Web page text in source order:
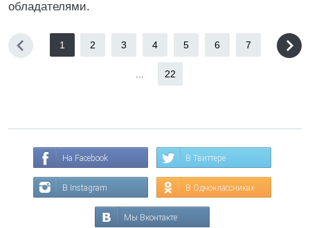
обладателями.
1 2 3 4 5 6 7
22
На Facebook В Твиттере
В Instagram В Одноклассниках
Мы Вконтакте